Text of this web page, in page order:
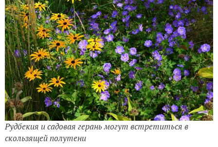
Рудбекия и садовая герань могут встретиться в
скользящей полутени